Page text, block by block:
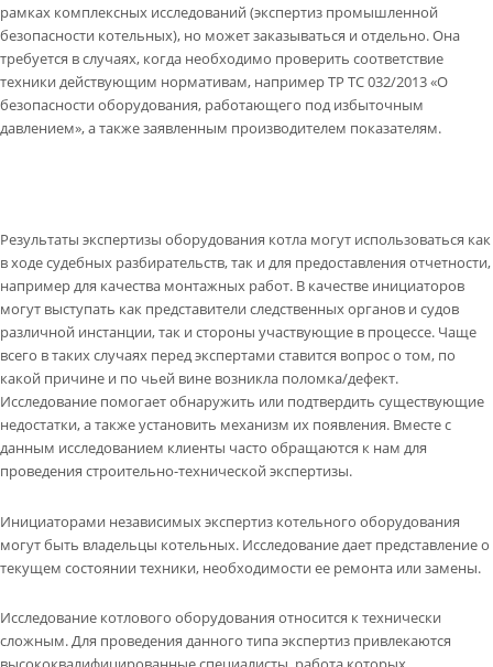
рамках комплексных исследований (экспертиз промышленной
безопасности котельных), но может заказываться и отдельно. Она
требуется в случаях, когда необходимо проверить соответствие
техники действующим нормативам, например ТР ТС 032/2013 «О
безопасности оборудования, работающего под избыточным
давлением», а также заявленным производителем показателям.
Результаты экспертизы оборудования котла могут использоваться как
в ходе судебных разбирательств, так и для предоставления отчетности,
например для качества монтажных работ. В качестве инициаторов
могут выступать как представители следственных органов и судов
различной инстанции, так и стороны участвующие в процессе. Чаще
всего в таких случаях перед экспертами ставится вопрос о том, по
какой причине и по чьей вине возникла поломка/дефект.
Исследование помогает обнаружить или подтвердить существующие
недостатки, а также установить механизм их появления. Вместе с
данным исследованием клиенты часто обращаются к нам для
проведения строительно-технической экспертизы.
Инициаторами независимых экспертиз котельного оборудования
могут быть владельцы котельных. Исследование дает представление о
текущем состоянии техники, необходимости ее ремонта или замены.
Исследование котлового оборудования относится к технически
сложным. Для проведения данного типа экспертиз привлекаются